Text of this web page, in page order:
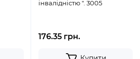
інвалідністю ". 3005
176.35 грн.